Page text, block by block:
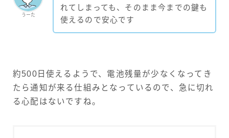
うーた
れてしまっても、そのまま今までの鍵も
使えるので安心です
約500日使えるようで、電池残量が少なくなってき
たら通知が来る仕組みとなっているので、急に切れ
る心配はないですね。